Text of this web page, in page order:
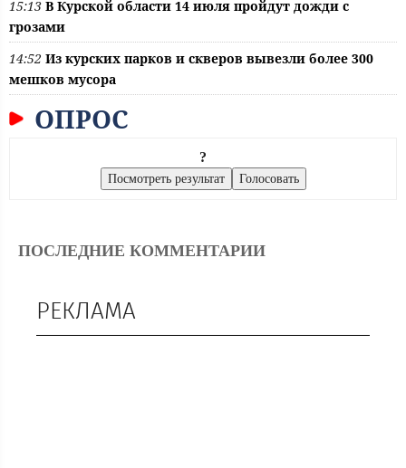
15:13 В Курской области 14 июля пройдут дожди с
грозами
14:52 Из курских парков и скверов вывезли более 300
мешков мусора
ОПРОС
?
ПОСЛЕДНИЕ КОММЕНТАРИИ
РЕКЛАМА